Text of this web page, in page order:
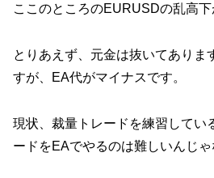
ここのところのEURUSDの乱高下
とりあえず、元金は抜いてありま
すが、EA代がマイナスです。
現状、裁量トレードを練習してい
ードをEAでやるのは難しいんじゃ